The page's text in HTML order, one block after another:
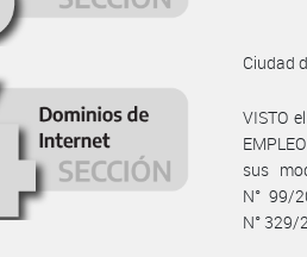
Ciudad
VISTO
sus
N° 99/
N° 329/